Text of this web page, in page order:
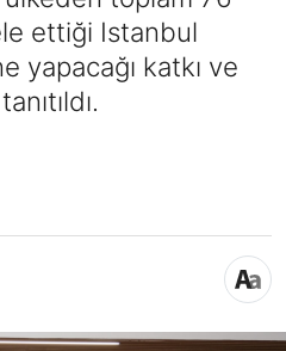
ettiği Istanbul
yapacağı katkı ve